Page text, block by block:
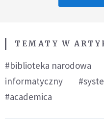
TEMATY W
#biblioteka narodowa
informatyczny
#academica